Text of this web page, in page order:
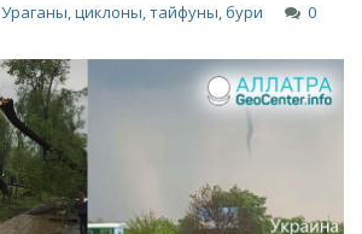
Ураганы, циклоны, тайфуны, бури
0